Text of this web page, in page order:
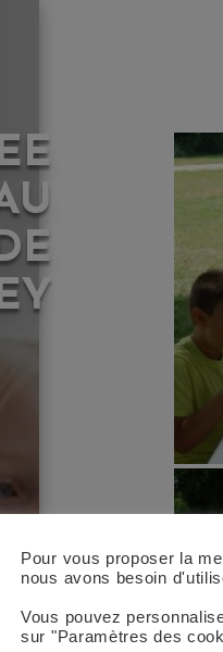
Pour vous proposer la
nous avons besoin
Vous pouvez
sur "Paramètres des